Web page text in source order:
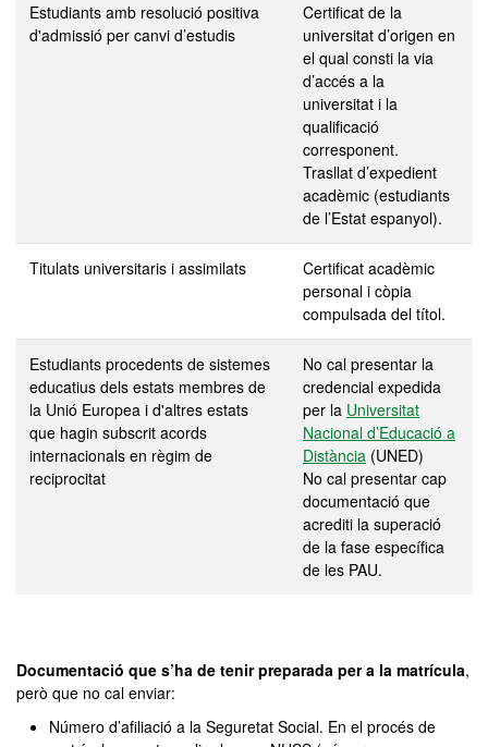
Estudiants amb resolució positiva
d'admissió per canvi d’estudis
Certificat de la
universitat d’origen en
el qual consti la via
d’accés a la
universitat i la
qualificació
corresponent.
Trasllat d’expedient
acadèmic (estudiants
de l’Estat espanyol).
Titulats universitaris i assimilats
Certificat acadèmic
personal i còpia
compulsada del títol.
Estudiants procedents de sistemes
educatius dels estats membres de
la Unió Europea i d'altres estats
que hagin subscrit acords
internacionals en règim de
reciprocitat
No cal presentar la
credencial expedida
per la Universitat
Nacional d’Educació a
Distància (UNED)
No cal presentar cap
documentació que
acrediti la superació
de la fase específica
de les PAU.
Documentació que s’ha de tenir preparada per a la matrícula,
però que no cal enviar:
Número d’afiliació a la Seguretat Social. En el procés de